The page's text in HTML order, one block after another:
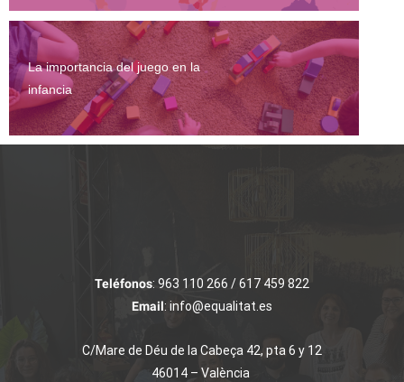
La importancia del juego en la
infancia
Teléfonos: 963 110 266 / 617 459 822
Email: info@equalitat.es
C/Mare de Déu de la Cabeça 42, pta 6 y 12
46014 – València